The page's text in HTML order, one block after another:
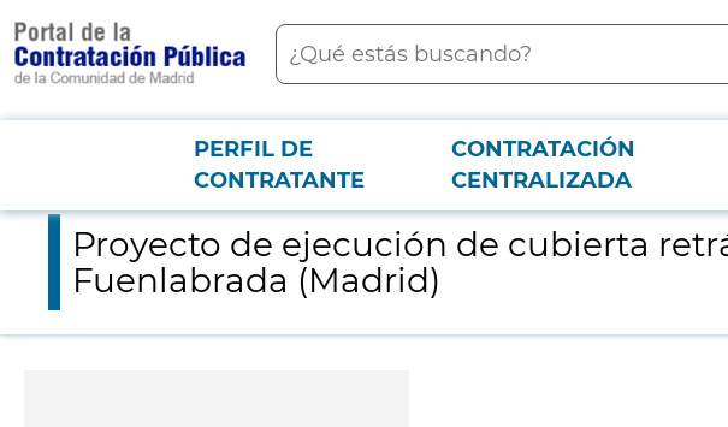
contenido
principal
Buscar
Menú PCON
PERFIL DE
CONTRATANTE
CONTRATACIÓN
CENTRALIZADA
Proyecto de ejecución de cubierta retráctil en la piscina olímpica municipal, en
Proyecto de ejecución de cubierta
Fuenlabrada (Madrid)